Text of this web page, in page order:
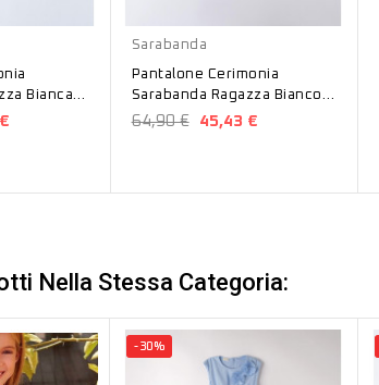
Bianca
Sarabanda
Pantalone Cerimonia
Sarabanda Ragazza Bianco
B477
64,90 € 45,43 €
Nella Stessa Categoria:
-30%